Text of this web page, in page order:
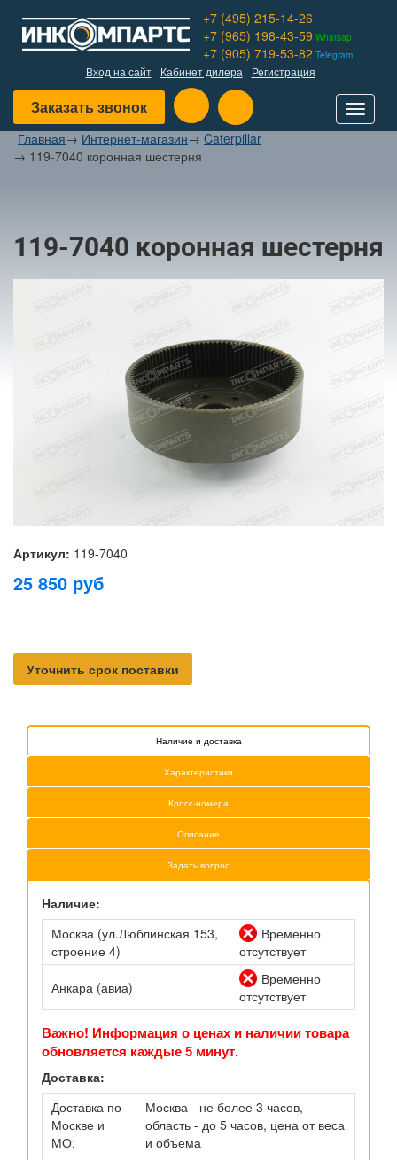
+7 (495) 215-14-26
+7 (965) 198-43-59 Whatsap
+7 (905) 719-53-82 Telegram
Вход на сайт Кабинет дилера Регистрация
Заказать звонок
Toggle
Главная→ Интернет-магазин→ Caterpillar
→ 119-7040 коронная шестерня
119-7040 коронная шестерня
Артикул: 119-7040
25 850 руб
Уточнить срок поставки
Наличие и доставка
Характеристики
Кросс-номера
Описание
Задать вопрос
Наличие:
Москва (ул.Люблинская 153,
строение 4)
Временно
отсутствует
Анкара (авиа)
Временно
отсутствует
Важно! Информация о ценах и наличии товара
обновляется каждые 5 минут.
Доставка:
Доставка по
Москве и
МО:
Москва - не более 3 часов,
область - до 5 часов, цена от веса
и объема